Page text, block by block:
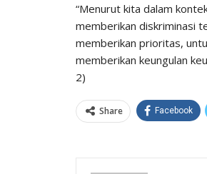
“Menurut kita dalam
memberikan diskriminasi
memberikan prioritas,
memberikan keungulan
2)
Share Facebook